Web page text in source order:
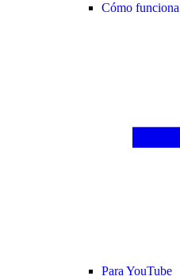
Cómo funciona
Para YouTube